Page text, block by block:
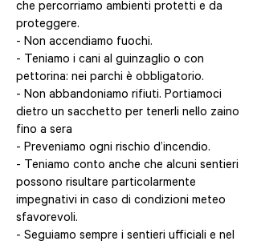
che percorriamo ambienti protetti e da
proteggere.
- Non accendiamo fuochi.
- Teniamo i cani al guinzaglio o con
pettorina: nei parchi è obbligatorio.
- Non abbandoniamo rifiuti. Portiamoci
dietro un sacchetto per tenerli nello zaino
fino a sera
- Preveniamo ogni rischio d’incendio.
- Teniamo conto anche che alcuni sentieri
possono risultare particolarmente
impegnativi in caso di condizioni meteo
sfavorevoli.
- Seguiamo sempre i sentieri ufficiali e nel